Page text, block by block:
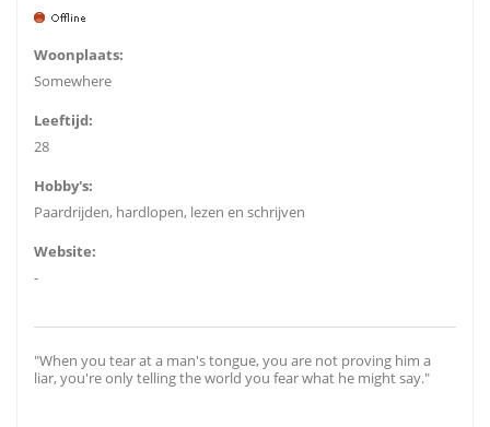
Woonplaats:
Somewhere
Leeftijd:
28
Hobby's:
Paardrijden, hardlopen, lezen en schrijven
Website:
-
"When you tear at a man's tongue, you are not proving him a
liar, you're only telling the world you fear what he might say."